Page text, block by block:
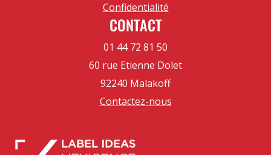
Confidentialité
CONTACT
01 44 72 81 50
60 rue Etienne Dolet
92240 Malakoff
Contactez-nous